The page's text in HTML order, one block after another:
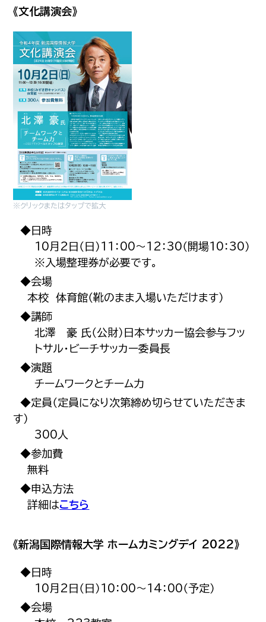
《文化講演会》
※クリックまたはタップで拡大
◆日時
10月2日（日）11：00～12：30（開場10：30）
※入場整理券が必要です。
◆会場
本校 体育館（靴のまま入場いただけます）
◆講師
北澤 豪 氏（公財）日本サッカー協会参与フッ
トサル・ビーチサッカー委員長
◆演題
チームワークとチーム力
◆定員（定員になり次第締め切らせていただきま
す）
300人
◆参加費
無料
◆申込方法
詳細はこちら
《新潟国際情報大学 ホームカミングデイ 2022》
◆日時
10月2日（日）10：00～14：00（予定）
◆会場